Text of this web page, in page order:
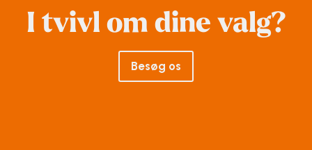
I tvivl om dine valg?
Besøg os